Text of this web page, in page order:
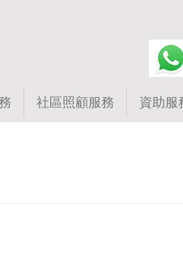
社區照顧服務 資助服